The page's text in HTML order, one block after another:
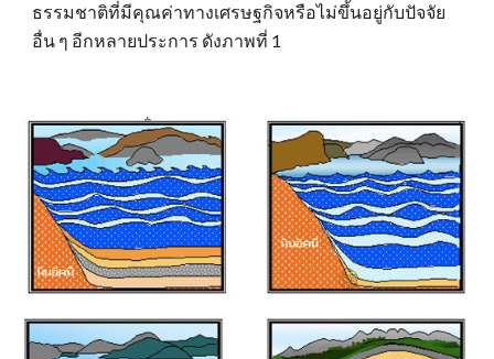
ธรรมชาติที่มีคุณค่าทางเศรษฐกิจหรือไม่ขึ้นอยู่กับปัจจัย
อื่น ๆ อีกหลายประการ ดังภาพที่ 1